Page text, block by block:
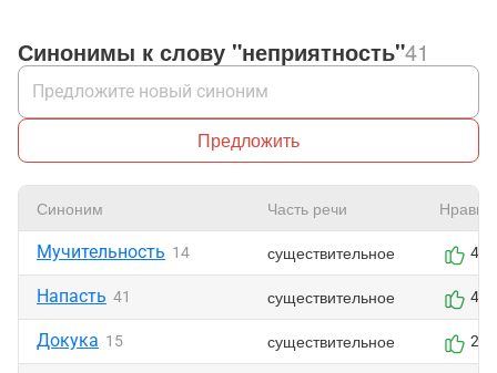
Синонимы к слову "неприятность"41
Предложить
Синоним Часть речи
Мучительность 14 существительное 4
Напасть 41 существительное 4
Докука 15 существительное 2